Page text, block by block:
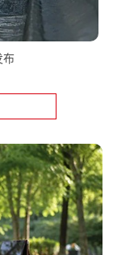
布